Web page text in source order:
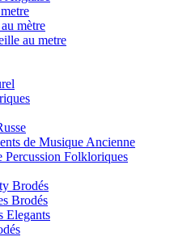
mètre
au metre
de Musique Ancienne
Percussion Folkloriques
Brodés
Brodés
Elegants